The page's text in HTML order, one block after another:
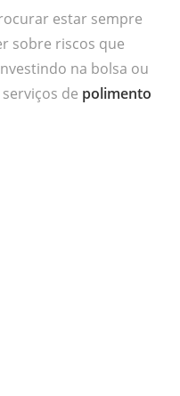
estar sempre
sobre riscos que
na bolsa ou
de polimento